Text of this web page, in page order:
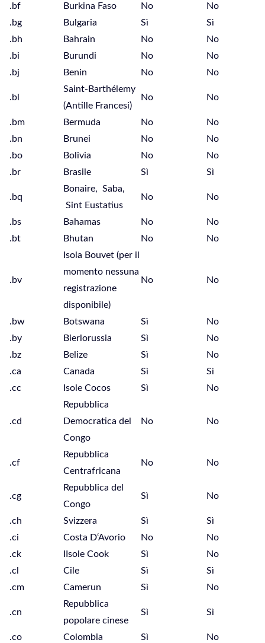
.bf
Burkina Faso No
No
.bg
Bulgaria Sì
Sì
.bh
Bahrain No
No
.bi
Burundi No
No
.bj
Benin No No
.bl
Saint-Barthélemy
(Antille Francesi)
No No
.bm Bermuda No
No
.bn
Brunei No
No
.bo
Bolivia No
No
.br
Brasile Sì Sì
.bq
Bonaire, Saba,
Sint Eustatius
No No
.bs Bahamas No
No
.bt
Bhutan No No
.bv
Isola Bouvet (per il
momento nessuna
registrazione
disponibile)
No No
.bw Botswana Sì
No
.by
Bierlorussia Sì
No
.bz
Belize Sì
No
.ca
Canada Sì
Sì
.cc
Isole Cocos Sì No
.cd
Repubblica
Democratica del
Congo
No No
.cf
Repubblica
Centrafricana
No No
.cg
Repubblica del
Congo
Sì No
.ch Svizzera Sì
Sì
.ci
Costa D‘Avorio No
No
.ck
IIsole Cook Sì
No
.cl
Cile Sì
Sì
.cm
Camerun Sì No
.cn
Repubblica
popolare cinese
Sì Sì
.co Colombia Sì
No